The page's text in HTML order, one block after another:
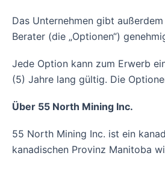
Das Unternehmen gibt
Berater (die „Optionen“)
Jede Option kann zum Erwerb
(5) Jahre lang gültig. Die
Über 55 North Mining Inc.
55 North Mining Inc. ist ein
kanadischen Provinz Manitoba